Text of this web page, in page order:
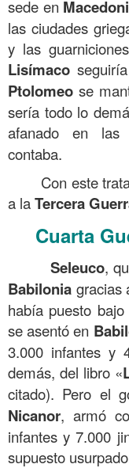
sede en
las ciudades
y las
Lisímaco
Ptolomeo se
sería todo lo
afanado en las
contaba.
Con este
a laTercera
Cuarta
Seleuco,
Babilonia gracias
había puesto
se asentó en
3.000 infantes y
demás, del libro «
citado). Pero el
Nicanor, armó
infantes y 7.000
supuesto